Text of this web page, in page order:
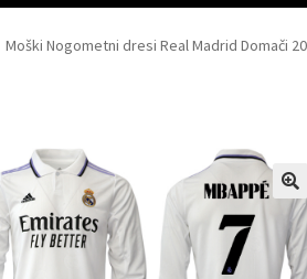
Trgovina Zaključek nakupa
Moški Nogometni dresi Real Madrid Domači